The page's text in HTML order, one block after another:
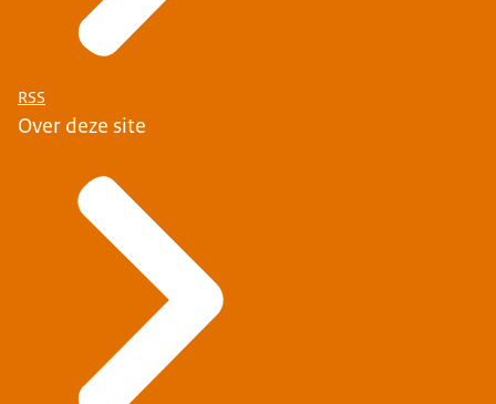
RSS
Over deze site